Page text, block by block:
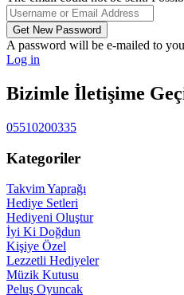
A password will be e-mailed to
Log in
Bizimle İletişime
05510200335
Kategoriler
Takvim Yaprağı
Hediye Setleri
Hediyeni Oluştur
İyi Ki Doğdun
Kişiye Özel
Lezzetli Hediyeler
Müzik Kutusu
Peluş Oyuncak